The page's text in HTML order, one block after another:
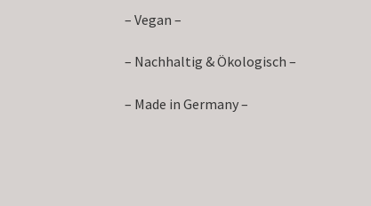
– Vegan –
– Nachhaltig & Ökologisch –
– Made in Germany –